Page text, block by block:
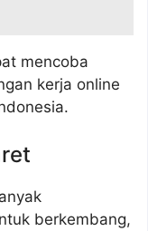
mencoba
kerja online
berkembang,